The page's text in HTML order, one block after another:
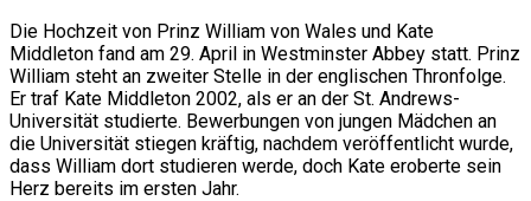
Die Hochzeit von Prinz William von Wales und Kate
Middleton fand am 29. April in Westminster Abbey statt. Prinz
William steht an zweiter Stelle in der englischen Thronfolge.
Er traf Kate Middleton 2002, als er an der St. Andrews-
Universität studierte. Bewerbungen von jungen Mädchen an
die Universität stiegen kräftig, nachdem veröffentlicht wurde,
dass William dort studieren werde, doch Kate eroberte sein
Herz bereits im ersten Jahr.